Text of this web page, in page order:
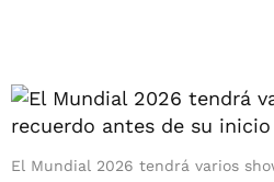
El Mundial 2026 tendrá varios